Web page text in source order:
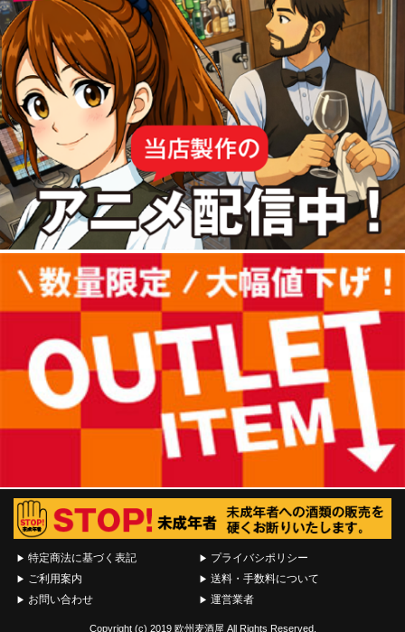
特定商法に基づく表記
ご利用案内
お問い合わせ
プライバシポリシー
送料・手数料について
運営業者
Copyright (c) 2019 欧州麦酒屋 All Rights Reserved.